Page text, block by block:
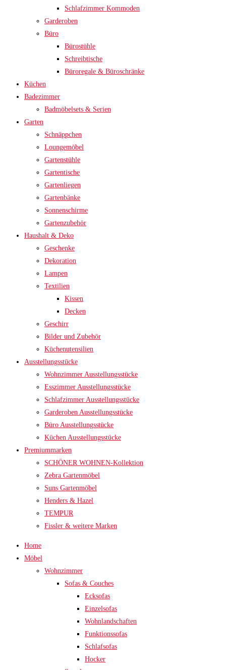
Schlafzimmer Kommoden
Garderoben
Büro
Bürostühle
Schreibtische
Büroregale & Büroschränke
Küchen
Badezimmer
Badmöbelsets & Serien
Garten
Schnäppchen
Loungemöbel
Gartenstühle
Gartentische
Gartenliegen
Gartenbänke
Sonnenschirme
Gartenzubehör
Haushalt & Deko
Geschenke
Dekoration
Lampen
Textilien
Kissen
Decken
Geschirr
Bilder und Zubehör
Küchenutensilien
Ausstellungsstücke
Wohnzimmer Ausstellungsstücke
Esszimmer Ausstellungsstücke
Schlafzimmer Ausstellungsstücke
Garderoben Ausstellungsstücke
Büro Ausstellungsstücke
Küchen Ausstellungsstücke
Premiummarken
SCHÖNER WOHNEN-Kollektion
Zebra Gartenmöbel
Suns Gartenmöbel
Henders & Hazel
TEMPUR
Fissler & weitere Marken
Home
Möbel
Wohnzimmer
Sofas & Couches
Ecksofas
Einzelsofas
Wohnlandschaften
Funktionssofas
Schlafsofas
Hocker